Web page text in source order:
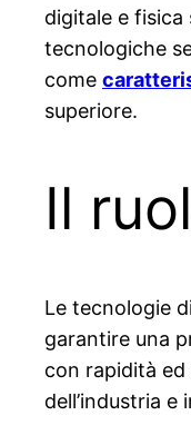
digitale e
tecnologiche
come
superiore.
Il
Le tecnologie
garantire una
con rapidità
dell’industria